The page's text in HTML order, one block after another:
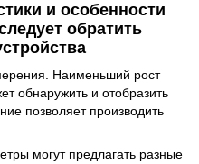
и особенности
обратить
Наименьший рост
обнаружить и отобразить
позволяет производить
могут предлагать разные